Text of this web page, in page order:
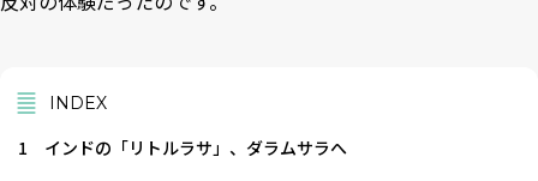
INDEX
1
インドの「リトルラサ」、ダラムサラへ